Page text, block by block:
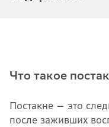
Что такое
Постакне — это
после заживших